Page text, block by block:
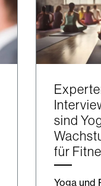
sind
für
Yoga und